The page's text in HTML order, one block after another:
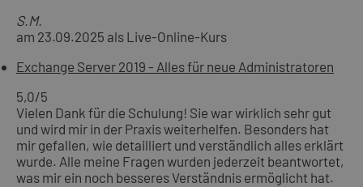
S.M.
am 23.09.2025 als Live-Online-Kurs
Exchange Server 2019 - Alles für neue Administratoren
5,0/5
Vielen Dank für die Schulung! Sie war wirklich sehr gut
und wird mir in der Praxis weiterhelfen. Besonders hat
mir gefallen, wie detailliert und verständlich alles erklärt
wurde. Alle meine Fragen wurden jederzeit beantwortet,
was mir ein noch besseres Verständnis ermöglicht hat.